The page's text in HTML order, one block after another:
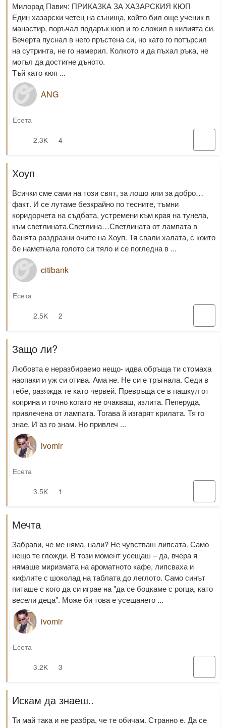
Милорад Павич: ПРИКАЗКА ЗА ХАЗАРСКИЯ КЮП
Един хазарски четец на сънища, който бил още ученик в
манастир, поръчал подарък кюп и го сложил в килията си.
Вечерта пуснал в него пръстена си, но като го потърсил
на сутринта, не го намерил. Колкото и да пъхал ръка, не
могъл да достигне дъното.
Тъй като кюп ...
ANG
Есета
2.3K
4
Хоуп
Всички сме сами на този свят, за лошо или за добро…
факт. И се лутаме безкрайно по тесните, тъмни
коридорчета на съдбата, устремени към края на тунела,
към светлината.Светлина…Светлината от лампата в
банята раздразни очите на Хоуп. Тя свали халата, с които
бе наметнала голото си тяло и се погледна в ...
citibank
Есета
2.5K
2
Защо ли?
Любовта е неразбираемо нещо- идва обръща ти стомаха
наопаки и уж си отива. Ама не. Не си е тръгнала. Седи в
тебе, разяжда те като червей. Превръща се в пашкул от
коприна и точно когато не очакваш, излита. Пеперуда,
привлечена от лампата. Тогава й изгарят крилата. Тя го
знае. И аз го знам. Но привлеч ...
ivomir
Есета
3.5K
1
Мечта
Забрави, че ме няма, нали? Не чувстваш липсата. Само
нещо те гложди. В този момент усещаш – да, вчера я
нямаше миризмата на ароматното кафе, липсваха и
кифлите с шоколад на таблата до леглото. Само синът
питаше с кого да си играе на "да се боцкаме с рогца, като
весели деца". Може би това е усещането ...
ivomir
Есета
3.2K
3
Искам да знаеш..
Ти май така и не разбра, че те обичам. Странно е. Да се